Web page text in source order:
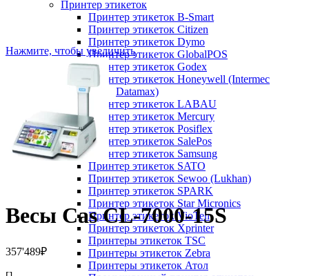
Принтер этикеток
Принтер этикеток B-Smart
Принтер этикеток Citizen
Принтер этикеток Dymo
Принтер этикеток GlobalPOS
Принтер этикеток Godex
Принтер этикеток Honeywell (Intermec
Datamax)
Принтер этикеток LABAU
Принтер этикеток Mercury
Принтер этикеток Posiflex
Принтер этикеток SalePos
Принтер этикеток Samsung
Принтер этикеток SATO
Принтер этикеток Sewoo (Lukhan)
Принтер этикеток SPARK
Принтер этикеток Star Micronics
Принтер этикеток VioTeh
Принтер этикеток Xprinter
Принтеры этикеток TSC
Принтеры этикеток Zebra
Принтеры этикеток Атол
Нажмите, чтобы увеличить
Весы Cas CL-7000-15S
357'489₽